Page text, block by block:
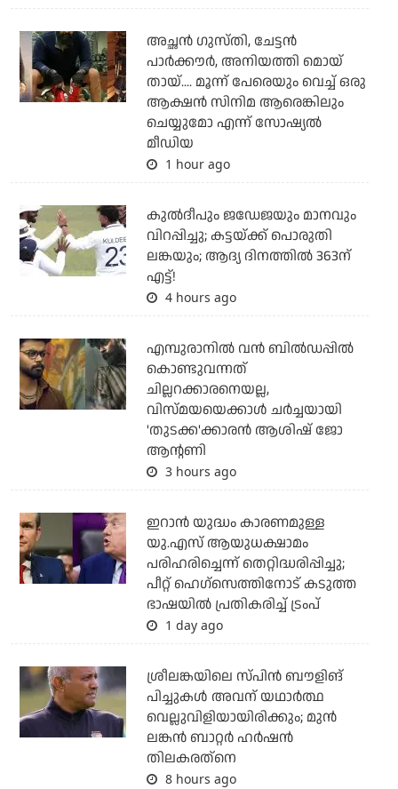
അച്ഛന്‍ ഗുസ്തി, ചേട്ടന്‍
പാര്‍ക്കൗര്‍, അനിയത്തി മൊയ്
തായ്.... മൂന്ന് പേരെയും വെച്ച് ഒരു
ആക്ഷന്‍ സിനിമ ആരെങ്കിലും
ചെയ്യുമോ എന്ന് സോഷ്യല്‍
മീഡിയ
1 hour ago
കുല്‍ദീപും ജഡേജയും മാനവും
വിറപ്പിച്ചു; കട്ടയ്ക്ക് പൊരുതി
ലങ്കയും; ആദ്യ ദിനത്തില്‍ 363ന്
എട്ട്!
4 hours ago
എമ്പുരാനില്‍ വന്‍ ബില്‍ഡപ്പില്‍
കൊണ്ടുവന്നത്
ചില്ലറക്കാരനെയല്ല,
വിസ്മയയെക്കാള്‍ ചര്‍ച്ചയായി
'തുടക്ക'ക്കാരന്‍ ആശിഷ് ജോ
ആന്റണി
3 hours ago
ഇറാന്‍ യുദ്ധം കാരണമുള്ള
യു.എസ് ആയുധക്ഷാമം
പരിഹരിച്ചെന്ന് തെറ്റിദ്ധരിപ്പിച്ചു;
പീറ്റ് ഹെഗ്‌സെത്തിനോട് കടുത്ത
ഭാഷയില്‍ പ്രതികരിച്ച് ട്രംപ്
1 day ago
ശ്രീലങ്കയിലെ സ്പിന്‍ ബൗളിങ്
പിച്ചുകള്‍ അവന് യഥാര്‍ത്ഥ
വെല്ലുവിളിയായിരിക്കും; മുന്‍
ലങ്കന്‍ ബാറ്റര്‍ ഹര്‍ഷന്‍
തിലകരത്‌നെ
8 hours ago